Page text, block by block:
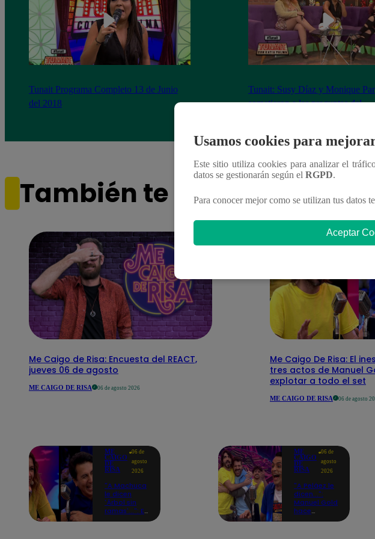
Tunait Programa Completo 13 de Junio
del 2018
Tunait: Susy Díaz y Monique
sometieron a las preguntas del
También te puede
Me Caigo de Risa: Encuesta del REACT,
jueves 06 de agosto
ME CAIGO DE RISA 06 de agosto 2026
Me Caigo De Risa: El
tres actos de Manuel
explotar a todo el set
ME CAIGO DE RISA 06 de agosto
ME
CAIGO
DE
RISA
06 de
agosto
2026
"A Machuca
le dicen
'Árbol sin
ramas'...": El
ME
CAIGO
DE
RISA
06 de
agosto
2026
"A Peláez le
dicen...":
Manuel Gold
hace
Usamos cookies para
Este sitio utiliza cookies para analizar el
datos se gestionarán según el RGPD.
Para conocer mejor como se utilizan tus datos
Aceptar